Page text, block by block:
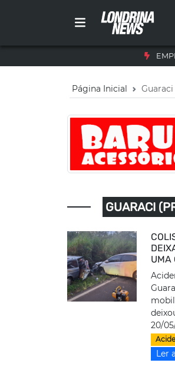
Página Inicial
GUARACI
UMA
20/
Ler